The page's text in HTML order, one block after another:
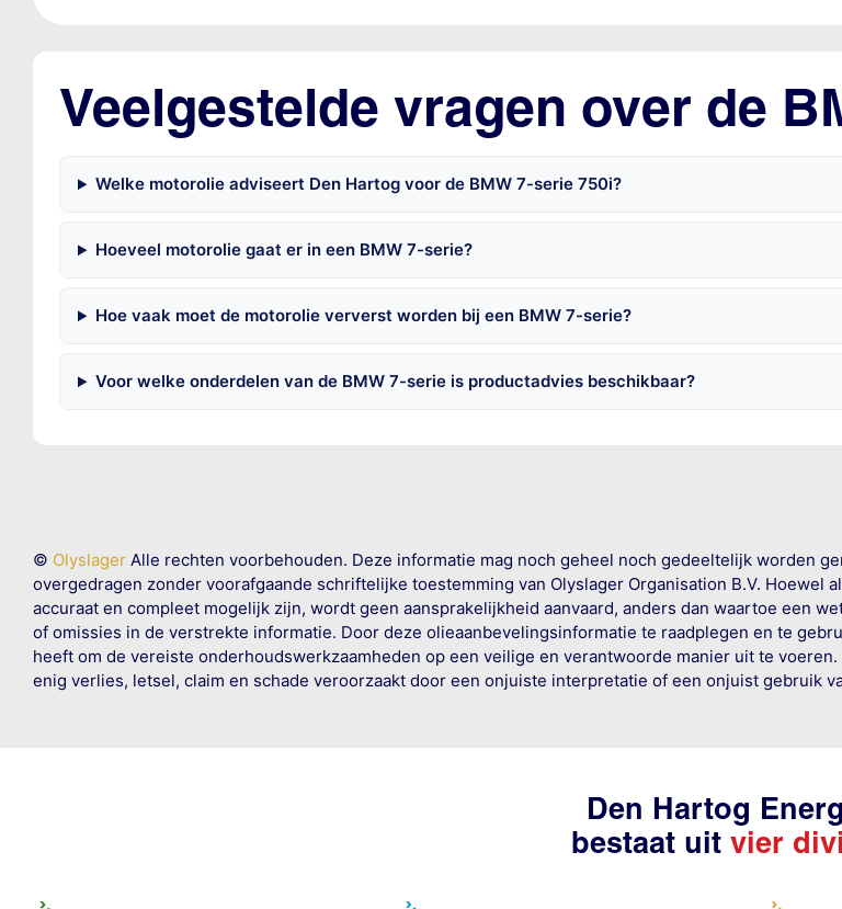
Veelgestelde vragen over de
Welke motorolie adviseert Den Hartog voor de BMW 7-serie 750i?
Hoeveel motorolie gaat er in een BMW 7-serie?
Hoe vaak moet de motorolie ververst worden bij een BMW 7-serie?
Voor welke onderdelen van de BMW 7-serie is productadvies beschikbaar?
© OlyslagerAlle rechten voorbehouden. Deze informatie mag noch geheel noch gedeeltelijk worden
overgedragen zonder voorafgaande schriftelijke toestemming van Olyslager Organisation B.V.
accuraat en compleet mogelijk zijn, wordt geen aansprakelijkheid aanvaard, anders dan waartoe een
of omissies in de verstrekte informatie. Door deze olieaanbevelingsinformatie te raadplegen en te
heeft om de vereiste onderhoudswerkzaamheden op een veilige en verantwoorde manier uit te
enig verlies, letsel, claim en schade veroorzaakt door een onjuiste interpretatie of een onjuist gebruik
Den Hartog
bestaat uit vier